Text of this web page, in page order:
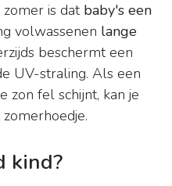
is dat baby's een
volwassenen lange
beschermt een
UV-straling. Als een
zon fel schijnt, kan je
kind?